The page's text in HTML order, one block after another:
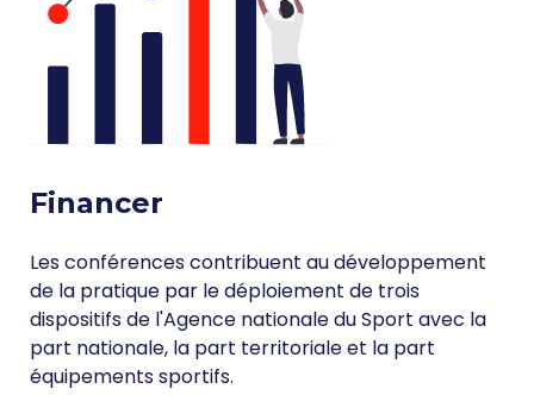
Financer
Les conférences contribuent au développement
de la pratique par le déploiement de trois
dispositifs de l'Agence nationale du Sport avec la
part nationale, la part territoriale et la part
équipements sportifs.